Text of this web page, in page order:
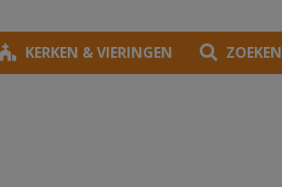
KERKEN & VIERINGEN ZOEKEN